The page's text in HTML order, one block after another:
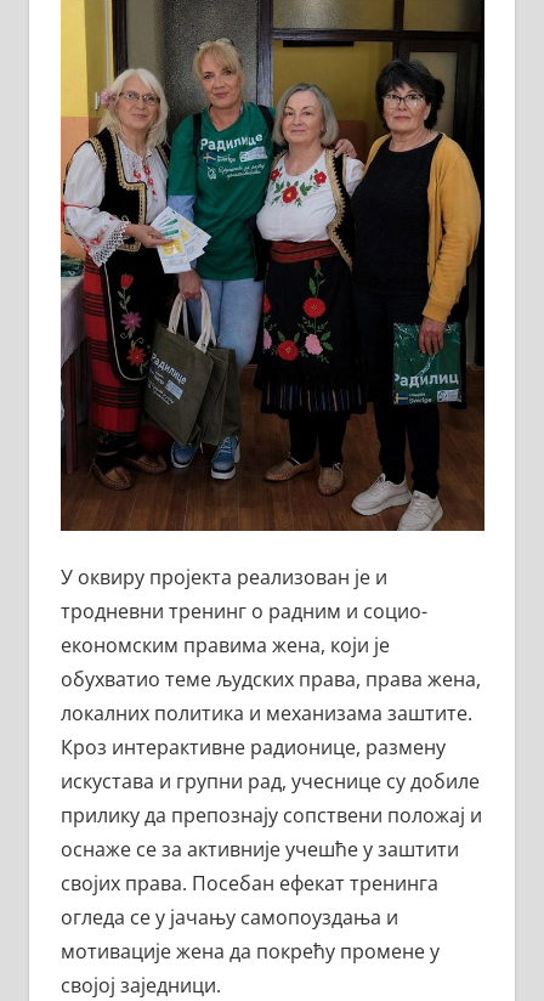
У оквиру пројекта реализован је и
тродневни тренинг о радним и социо-
економским правима жена, који је
обухватио теме људских права, права жена,
локалних политика и механизама заштите.
Кроз интерактивне радионице, размену
искустава и групни рад, учеснице су добиле
прилику да препознају сопствени положај и
оснаже се за активније учешће у заштити
својих права. Посебан ефекат тренинга
огледа се у јачању самопоуздања и
мотивације жена да покрећу промене у
својој заједници.